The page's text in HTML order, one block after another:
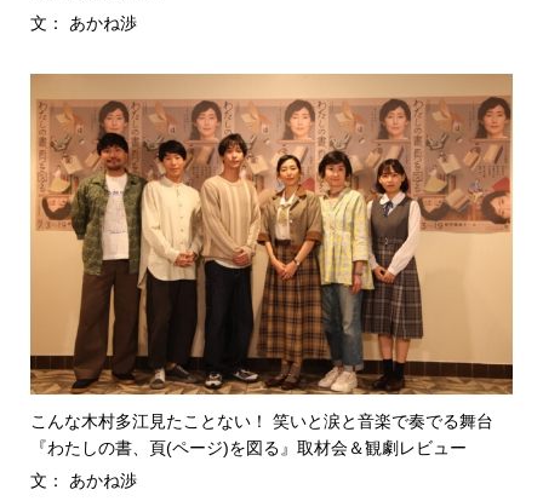
文： あかね渉
こんな木村多江見たことない！ 笑いと涙と音楽で奏でる舞台
『わたしの書、頁(ページ)を図る』取材会＆観劇レビュー
文： あかね渉